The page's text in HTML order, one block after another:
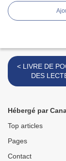
< LIVRE DE POCHE PRIX
DES
LITTERATURE
Hébergé par
Top articles
Pages
Contact